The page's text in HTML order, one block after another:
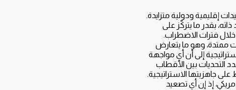
إقليمية ودولية متزايدة.
بقدر ما يتركّز على
خلال فترات الاضطراب.
ممتدة، وهو ما يتعارض
إلى أن أي مواجهة
التحديات بين الأقطاب
جاهزيتها الاستراتيجية.
إذ إن أي تصعيد